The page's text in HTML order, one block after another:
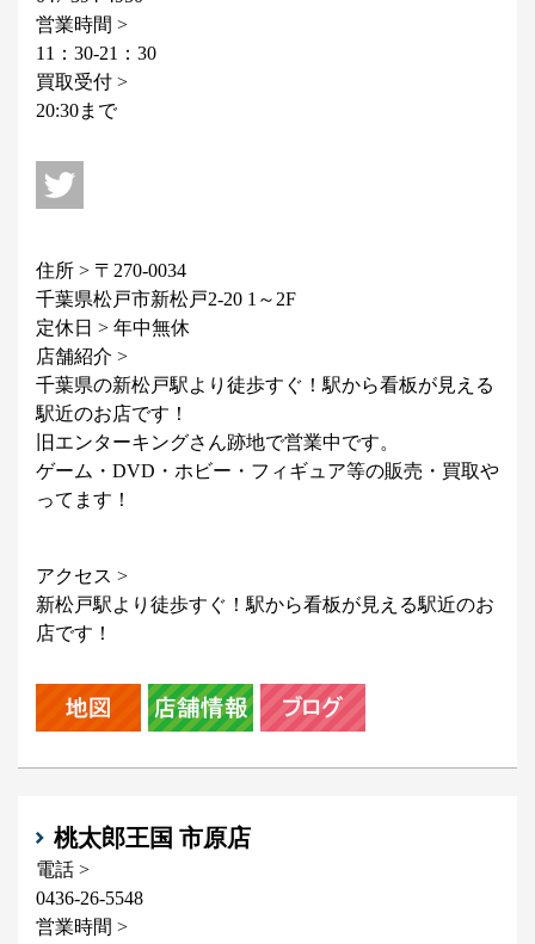
営業時間 >
11：30-21：30
買取受付 >
20:30まで
住所 > 〒270-0034
千葉県松戸市新松戸2-20 1～2F
定休日 > 年中無休
店舗紹介 >
千葉県の新松戸駅より徒歩すぐ！駅から看板が見える
駅近のお店です！
旧エンターキングさん跡地で営業中です。
ゲーム・DVD・ホビー・フィギュア等の販売・買取や
ってます！
アクセス >
新松戸駅より徒歩すぐ！駅から看板が見える駅近のお
店です！
桃太郎王国 市原店
電話 >
0436-26-5548
営業時間 >